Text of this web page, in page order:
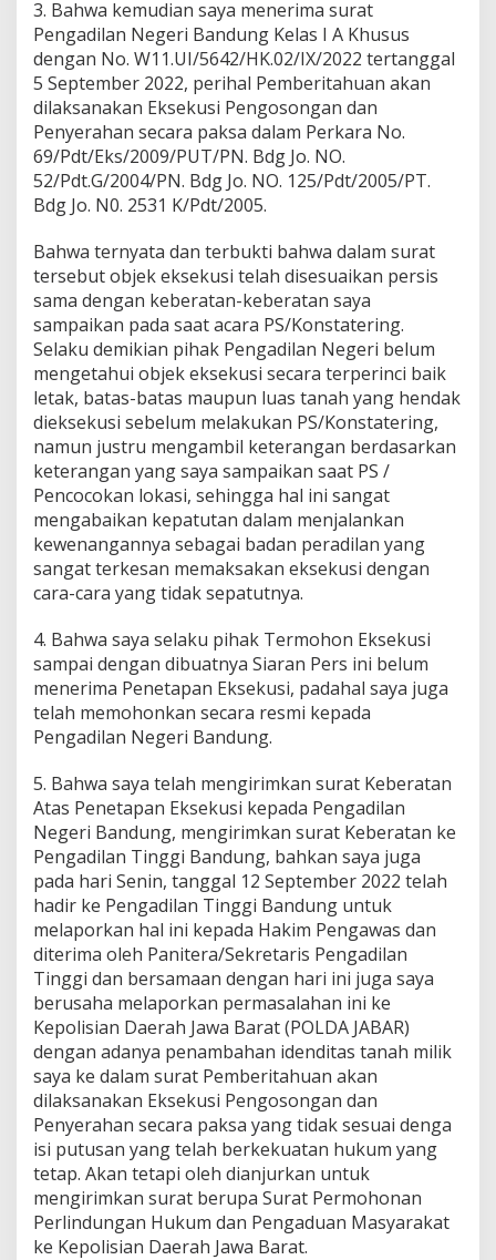
3. Bahwa kemudian saya menerima surat
Pengadilan Negeri Bandung Kelas I A Khusus
dengan No. W11.UI/5642/HK.02/IX/2022 tertanggal
5 September 2022, perihal Pemberitahuan akan
dilaksanakan Eksekusi Pengosongan dan
Penyerahan secara paksa dalam Perkara No.
69/Pdt/Eks/2009/PUT/PN. Bdg Jo. NO.
52/Pdt.G/2004/PN. Bdg Jo. NO. 125/Pdt/2005/PT.
Bdg Jo. N0. 2531 K/Pdt/2005.
Bahwa ternyata dan terbukti bahwa dalam surat
tersebut objek eksekusi telah disesuaikan persis
sama dengan keberatan-keberatan saya
sampaikan pada saat acara PS/Konstatering.
Selaku demikian pihak Pengadilan Negeri belum
mengetahui objek eksekusi secara terperinci baik
letak, batas-batas maupun luas tanah yang hendak
dieksekusi sebelum melakukan PS/Konstatering,
namun justru mengambil keterangan berdasarkan
keterangan yang saya sampaikan saat PS /
Pencocokan lokasi, sehingga hal ini sangat
mengabaikan kepatutan dalam menjalankan
kewenangannya sebagai badan peradilan yang
sangat terkesan memaksakan eksekusi dengan
cara-cara yang tidak sepatutnya.
4. Bahwa saya selaku pihak Termohon Eksekusi
sampai dengan dibuatnya Siaran Pers ini belum
menerima Penetapan Eksekusi, padahal saya juga
telah memohonkan secara resmi kepada
Pengadilan Negeri Bandung.
5. Bahwa saya telah mengirimkan surat Keberatan
Atas Penetapan Eksekusi kepada Pengadilan
Negeri Bandung, mengirimkan surat Keberatan ke
Pengadilan Tinggi Bandung, bahkan saya juga
pada hari Senin, tanggal 12 September 2022 telah
hadir ke Pengadilan Tinggi Bandung untuk
melaporkan hal ini kepada Hakim Pengawas dan
diterima oleh Panitera/Sekretaris Pengadilan
Tinggi dan bersamaan dengan hari ini juga saya
berusaha melaporkan permasalahan ini ke
Kepolisian Daerah Jawa Barat (POLDA JABAR)
dengan adanya penambahan idenditas tanah milik
saya ke dalam surat Pemberitahuan akan
dilaksanakan Eksekusi Pengosongan dan
Penyerahan secara paksa yang tidak sesuai denga
isi putusan yang telah berkekuatan hukum yang
tetap. Akan tetapi oleh dianjurkan untuk
mengirimkan surat berupa Surat Permohonan
Perlindungan Hukum dan Pengaduan Masyarakat
ke Kepolisian Daerah Jawa Barat.